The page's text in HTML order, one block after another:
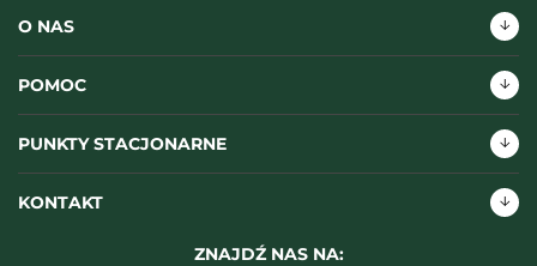
O NAS
POMOC
PUNKTY STACJONARNE
KONTAKT
ZNAJDŹ NAS NA: